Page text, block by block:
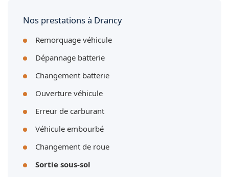
Nos prestations à Drancy
Remorquage véhicule
Dépannage batterie
Changement batterie
Ouverture véhicule
Erreur de carburant
Véhicule embourbé
Changement de roue
Sortie sous-sol